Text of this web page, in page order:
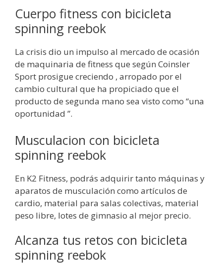
Cuerpo fitness con bicicleta
spinning reebok
La crisis dio un impulso al mercado de ocasión
de maquinaria de fitness que según Coinsler
Sport prosigue creciendo , arropado por el
cambio cultural que ha propiciado que el
producto de segunda mano sea visto como “una
oportunidad ”.
Musculacion con bicicleta
spinning reebok
En K2 Fitness, podrás adquirir tanto máquinas y
aparatos de musculación como artículos de
cardio, material para salas colectivas, material
peso libre, lotes de gimnasio al mejor precio.
Alcanza tus retos con bicicleta
spinning reebok